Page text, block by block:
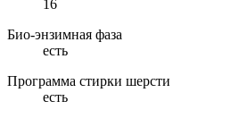
16
Био-энзимная фаза
есть
Программа стирки шерсти
есть